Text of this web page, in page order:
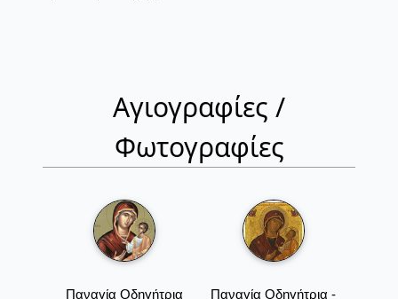
Αγιογραφίες /
Φωτογραφίες
Παναγία Οδηγήτρια
Παναγία Οδηγήτρια -